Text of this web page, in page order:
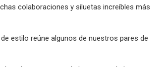
colaboraciones y siluetas increíbles más
estilo reúne algunos de nuestros pares de